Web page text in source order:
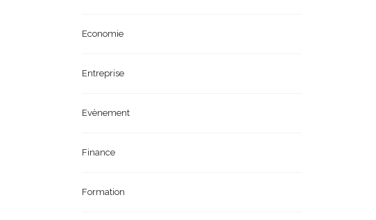
Economie
Entreprise
Evènement
Finance
Formation